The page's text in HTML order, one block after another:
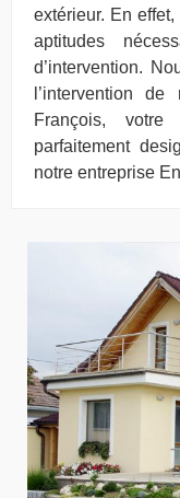
extérieur. En
aptitudes
d’intervention.
l’intervention
François,
parfaitement
notre entreprise